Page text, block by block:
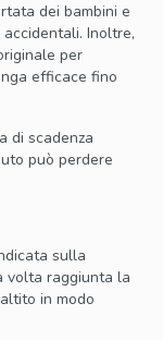
dei bambini e
Inoltre,
per
efficace fino
di scadenza
può perdere
sulla
volta raggiunta la
in modo